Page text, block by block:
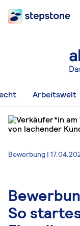
Arbeitswelt
Bewerbung |
So